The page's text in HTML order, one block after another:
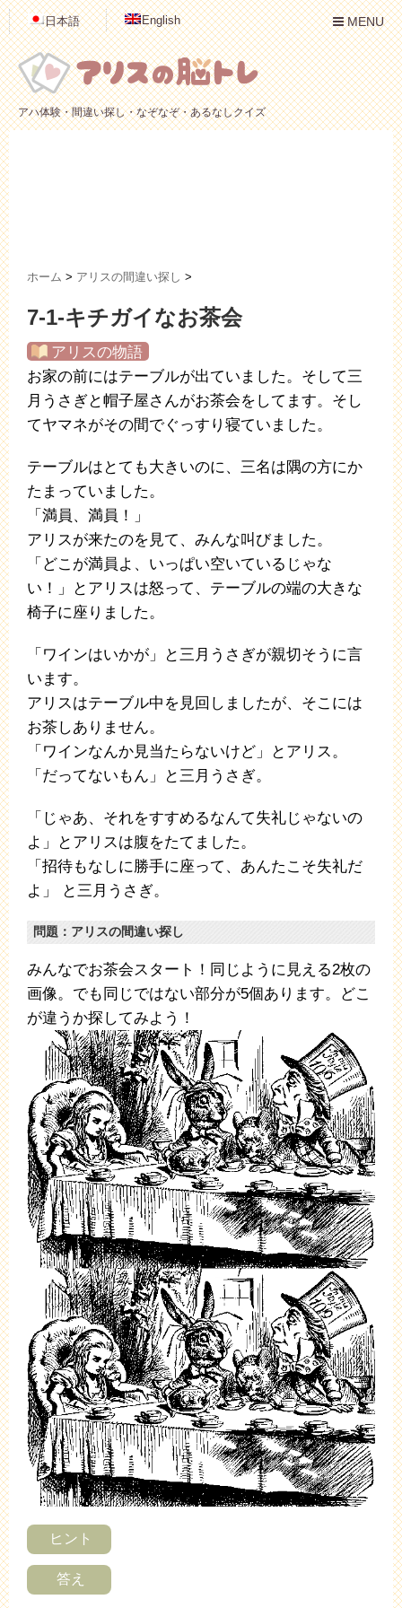
日本語 English MENU
アハ体験・間違い探し・なぞなぞ・あるなしクイズ
ホーム > アリスの間違い探し >
7-1-キチガイなお茶会
アリスの物語
お家の前にはテーブルが出ていました。そして三
月うさぎと帽子屋さんがお茶会をしてます。そし
てヤマネがその間でぐっすり寝ていました。
テーブルはとても大きいのに、三名は隅の方にか
たまっていました。
「満員、満員！」
アリスが来たのを見て、みんな叫びました。
「どこが満員よ、いっぱい空いているじゃな
い！」とアリスは怒って、テーブルの端の大きな
椅子に座りました。
「ワインはいかが」と三月うさぎが親切そうに言
います。
アリスはテーブル中を見回しましたが、そこには
お茶しありません。
「ワインなんか見当たらないけど」とアリス。
「だってないもん」と三月うさぎ。
「じゃあ、それをすすめるなんて失礼じゃないの
よ」とアリスは腹をたてました。
「招待もなしに勝手に座って、あんたこそ失礼だ
よ」 と三月うさぎ。
問題：アリスの間違い探し
みんなでお茶会スタート！同じように見える2枚の
画像。でも同じではない部分が5個あります。どこ
が違うか探してみよう！
ヒント
答え